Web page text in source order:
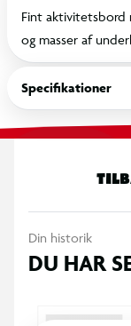
Fint aktivitetsbord
og masser af
Specifikationer
Din historik
DU HAR